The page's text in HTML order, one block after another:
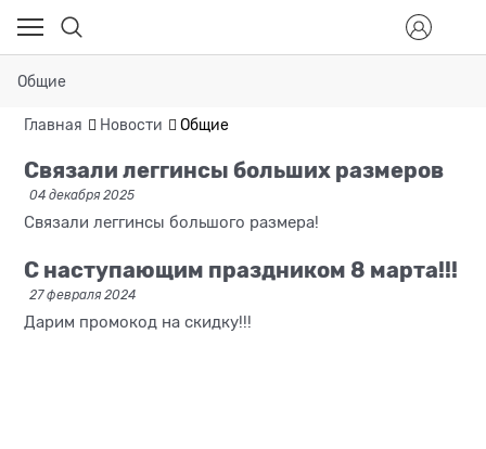
Общие
Главная Новости Общие
Связали леггинсы больших размеров
04 декабря 2025
Связали леггинсы большого размера!
С наступающим праздником 8 марта!!!
27 февраля 2024
Дарим промокод на скидку!!!